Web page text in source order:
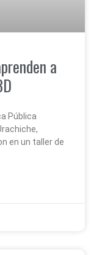
a
Pública
en un taller de